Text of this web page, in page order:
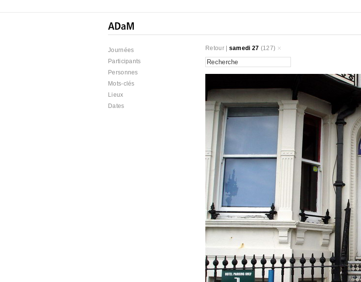
Journées
Participants
Personnes
Mots-clés
Lieux
Dates
Retour| samedi 27 (127)